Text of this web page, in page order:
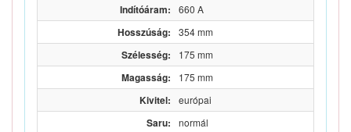
Indítóáram: 660 A
Hosszúság: 354 mm
Szélesség: 175 mm
Magasság: 175 mm
Kivitel: európai
Saru: normál